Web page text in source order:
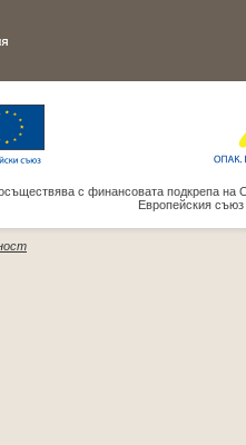
с финансовата подкрепа на
Европейския